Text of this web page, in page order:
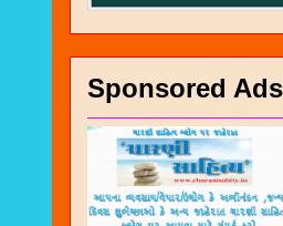
Sponsored Ads